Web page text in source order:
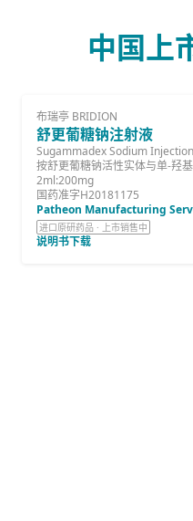
中国上
布瑞亭 BRIDION
舒更葡糖钠注射液
Sugammadex Sodium Injection
按舒更葡糖钠活性实体与单-羟
2ml:200mg
国药准字H20181175
Patheon Manufacturing
进口原研药品 · 上市销售中
说明书下载